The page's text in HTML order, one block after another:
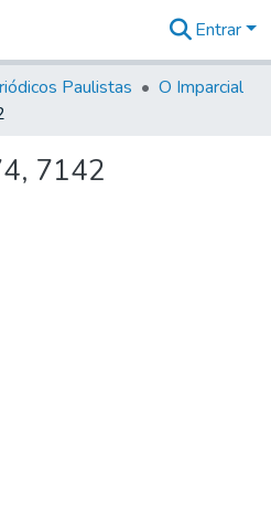
na
Entrar
Paulistas
O Imparcial
7142